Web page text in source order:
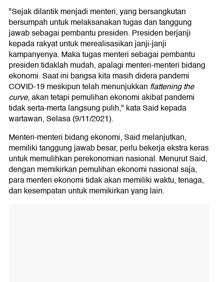
"Sejak dilantik menjadi menteri, yang bersangkutan
bersumpah untuk melaksanakan tugas dan tanggung
jawab sebagai pembantu presiden. Presiden berjanji
kepada rakyat untuk merealisasikan janji-janji
kampanyenya. Maka tugas menteri sebagai pembantu
presiden tidaklah mudah, apalagi menteri-menteri bidang
ekonomi. Saat ini bangsa kita masih didera pandemi
COVID-19 meskipun telah menunjukkan flattening the
curve, akan tetapi pemulihan ekonomi akibat pandemi
tidak serta-merta langsung pulih," kata Said kepada
wartawan, Selasa (9/11/2021).
Menteri-menteri bidang ekonomi, Said melanjutkan,
memiliki tanggung jawab besar, perlu bekerja ekstra keras
untuk memulihkan perekonomian nasional. Menurut Said,
dengan memikirkan pemulihan ekonomi nasional saja,
para menteri ekonomi tidak akan memiliki waktu, tenaga,
dan kesempatan untuk memikirkan yang lain.